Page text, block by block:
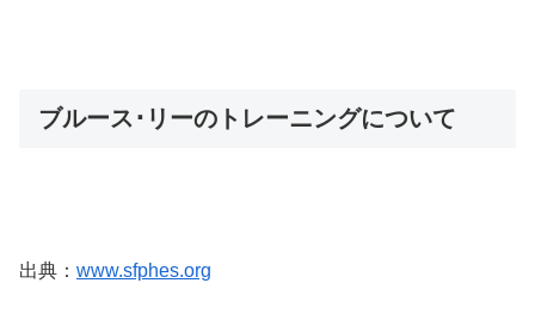
ブルース･リーのトレーニングについて
出典： www.sfphes.org